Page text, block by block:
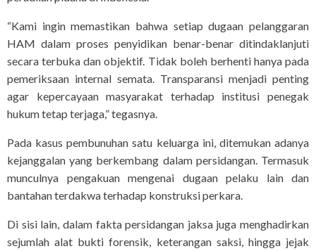
“Kami ingin memastikan bahwa setiap dugaan pelanggaran
HAM dalam proses penyidikan benar-benar ditindaklanjuti
secara terbuka dan objektif. Tidak boleh berhenti hanya pada
pemeriksaan internal semata. Transparansi menjadi penting
agar kepercayaan masyarakat terhadap institusi penegak
hukum tetap terjaga,” tegasnya.
Pada kasus pembunuhan satu keluarga ini, ditemukan adanya
kejanggalan yang berkembang dalam persidangan. Termasuk
munculnya pengakuan mengenai dugaan pelaku lain dan
bantahan terdakwa terhadap konstruksi perkara.
Di sisi lain, dalam fakta persidangan jaksa juga menghadirkan
sejumlah alat bukti forensik, keterangan saksi, hingga jejak